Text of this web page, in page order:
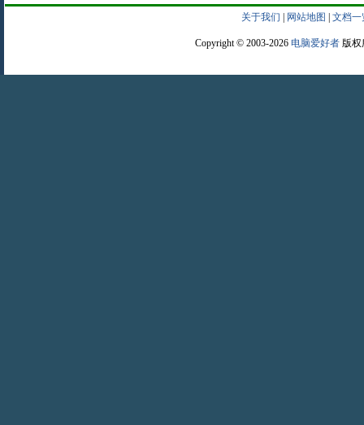
关于我们 网站地图 文档一
Copyright © 2003-2026 电脑爱好者版权